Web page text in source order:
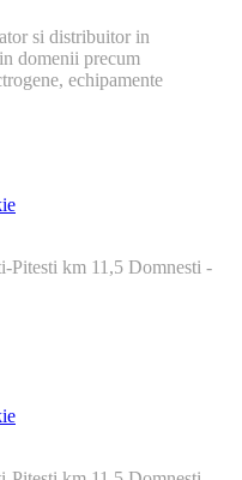
si distribuitor in
domenii precum
echipamente
Pitesti km 11,5 Domnesti -